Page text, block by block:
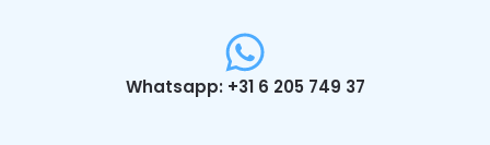
Whatsapp: +31 6 205 749 37